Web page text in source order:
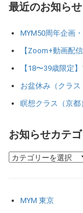
最近のお知らせ
MYM50周年企画
【Zoom+動画配
【18〜39歳限定
お盆休み（クラ
瞑想クラス（京
お知らせカテ
MYM 東京